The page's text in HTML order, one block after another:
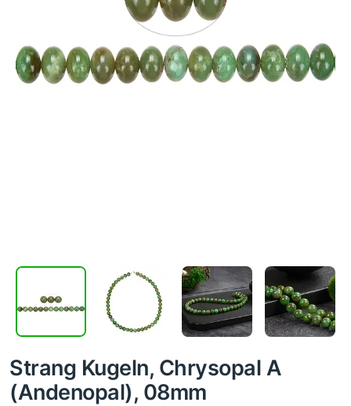
Strang Kugeln, Chrysopal A
(Andenopal), 08mm